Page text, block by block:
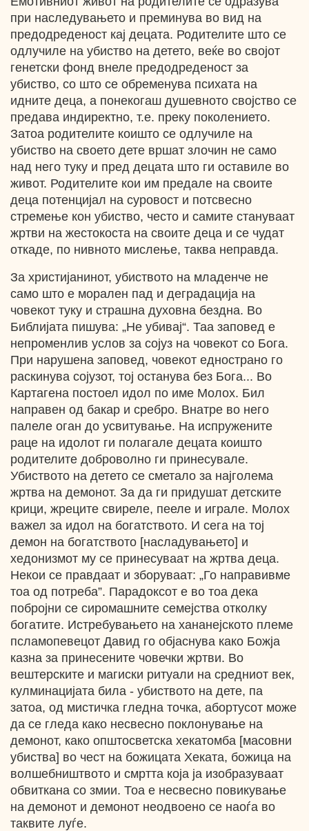
при наследувањето и преминува во вид на
предодреденост кај децата. Родителите што се
одлучиле на убиство на детето, веќе во својот
генетски фонд внеле предодреденост за
убиство, со што се обременува психата на
идните деца, а понекогаш душевното својство се
предава индиректно, т.е. преку поколението.
Затоа родителите коишто се одлучиле на
убиство на своето дете вршат злочин не само
над него туку и пред децата што ги оставиле во
живот. Родителите кои им предале на своите
деца потенцијал на суровост и потсвесно
стремење кон убиство, често и самите стануваат
жртви на жестокоста на своите деца и се чудат
откаде, по нивното мислење, таква неправда.
За христијанинот, убиството на младенче не
само што е морален пад и деградација на
човекот туку и страшна духовна бездна. Во
Библијата пишува: „Не убивај“. Таа заповед е
непроменлив услов за сојуз на човекот со Бога.
При нарушена заповед, човекот еднострано го
раскинува сојузот, тој останува без Бога... Во
Картагена постоел идол по име Молох. Бил
направен од бакар и сребро. Внатре во него
палеле оган до усвитување. На испружените
раце на идолот ги полагале децата коишто
родителите доброволно ги принесувале.
Убиството на детето се сметало за најголема
жртва на демонот. За да ги придушат детските
крици, жреците свиреле, пееле и играле. Молох
важел за идол на богатството. И сега на тој
демон на богатството [насладувањето] и
хедонизмот му се принесуваат на жртва деца.
Некои се правдаат и зборуваат: „Го направивме
тоа од потреба”. Парадоксот е во тоа дека
побројни се сиромашните семејства отколку
богатите. Истребувањето на хананејското племе
псламопевецот Давид го објаснува како Божја
казна за принесените човечки жртви. Во
вештерските и магиски ритуали на средниот век,
кулминацијата била - убиството на дете, па
затоа, од мистичка гледна точка, абортусот може
да се гледа како несвесно поклонување на
демонот, како општосветска хекатомба [масовни
убиства] во чест на божицата Хеката, божица на
волшебништвото и смртта која ја изобразуваат
обвиткана со змии. Тоа е несвесно повикување
на демонот и демонот неодвоено се наоѓа во
таквите луѓе.